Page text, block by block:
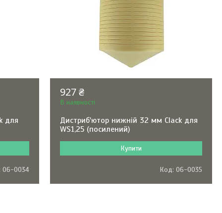
для
06-0034
927 ₴
В наявності
Дистриб'ютор нижній 32 мм Clack для
WS1,25 (посилений)
Купити
06-0035